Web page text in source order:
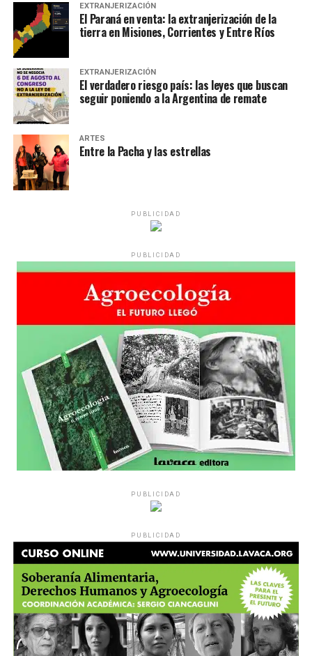
EXTRANJERIZACIÓN
El Paraná en venta: la extranjerización de la
tierra en Misiones, Corrientes y Entre Ríos
EXTRANJERIZACIÓN
El verdadero riesgo país: las leyes que buscan
seguir poniendo a la Argentina de remate
ARTES
Entre la Pacha y las estrellas
PUBLICIDAD
PUBLICIDAD
PUBLICIDAD
PUBLICIDAD